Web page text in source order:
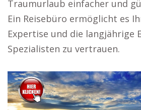
Traumurlaub einfacher und
Ein Reisebüro ermöglicht es
Expertise und die langjährige
Spezialisten zu vertrauen.